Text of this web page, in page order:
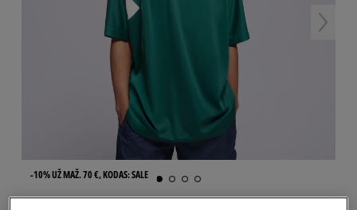
-10% UŽ MAŽ. 70 €, KODAS: SALE